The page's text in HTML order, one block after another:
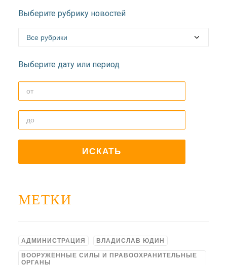
Выберите рубрику новостей
Выберите дату или период
МЕТКИ
АДМИНИСТРАЦИЯ ВЛАДИСЛАВ ЮДИН
ВООРУЖЁННЫЕ СИЛЫ И ПРАВООХРАНИТЕЛЬНЫЕ
ОРГАНЫ